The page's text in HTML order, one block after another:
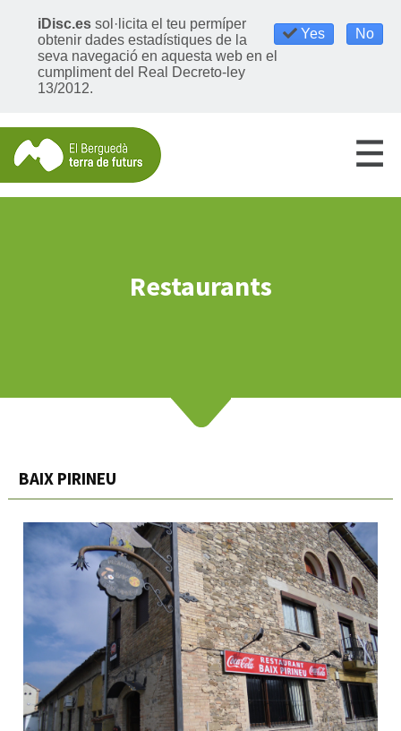
Yes No
iDisc.es sol·licita el teu permíper
obtenir dades estadístiques de la
seva navegació en aquesta web en el
cumpliment del Real Decreto-ley
13/2012.
Restaurants
BAIX PIRINEU